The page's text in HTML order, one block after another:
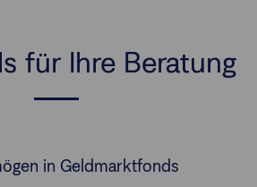
für Ihre Beratung
in Geldmarktfonds